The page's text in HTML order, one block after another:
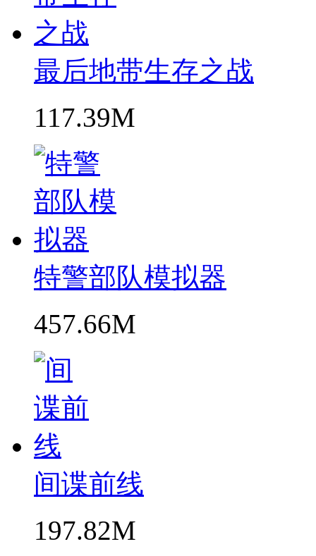
最后地带生存之战
117.39M
特警部队模拟器
457.66M
间谍前线
197.82M